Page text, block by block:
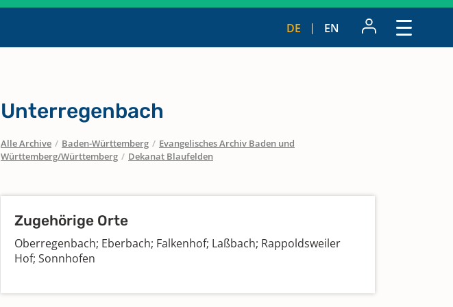
DE EN
Unterregenbach
Alle Archive / Baden-Württemberg / Evangelisches Archiv Baden und
Württemberg/Württemberg / Dekanat Blaufelden
Zugehörige Orte
Oberregenbach; Eberbach; Falkenhof; Laßbach; Rappoldsweiler
Hof; Sonnhofen